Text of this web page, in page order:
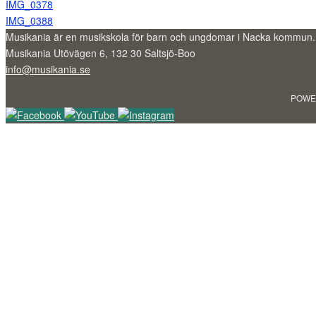
IMG_0378
IMG_0388
Musikania är en musikskola för barn och ungdomar i Nacka kommun.
Musikania Utövägen 6, 132 30 Saltsjö-Boo
info@musikania.se